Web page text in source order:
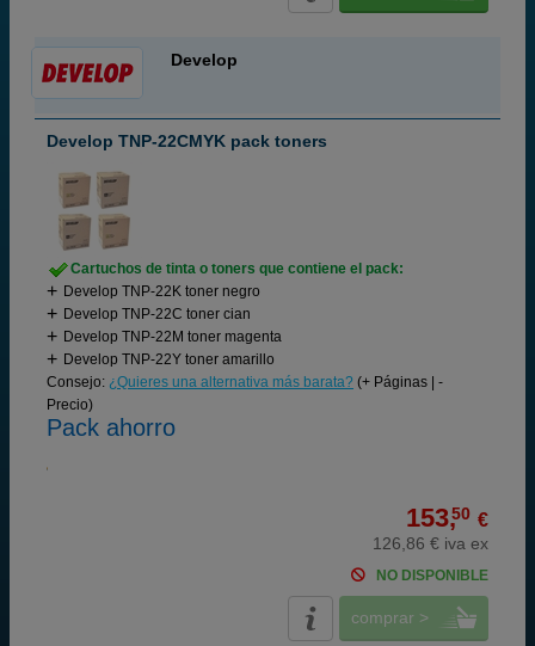
Develop
Develop TNP-22CMYK pack toners
Cartuchos de tinta o toners que contiene el pack:
Develop TNP-22K toner negro
Develop TNP-22C toner cian
Develop TNP-22M toner magenta
Develop TNP-22Y toner amarillo
Consejo: ¿Quieres una alternativa más barata? (+ Páginas | -
Precio)
Pack ahorro
153,50 €
126,86 € iva ex
NO DISPONIBLE
comprar >